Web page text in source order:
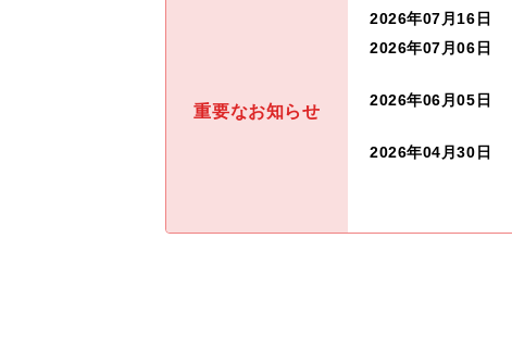
重要なお知らせ
2026年07月16日
2026年07月06日
2026年06月05日
2026年04月30日